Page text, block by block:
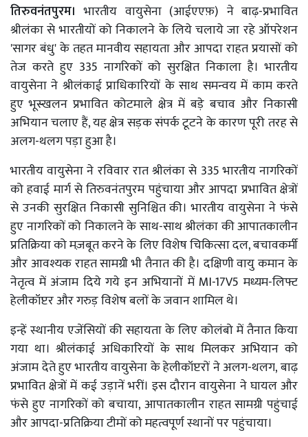
तिरुवनंतपुरम। भारतीय वायुसेना (आईएएफ़) ने बाढ़-प्रभावित
श्रीलंका से भारतीयों को निकालने के लिये चलाये जा रहे ऑपरेशन
'सागर बंधु' के तहत मानवीय सहायता और आपदा राहत प्रयासों को
तेज करते हुए 335 नागरिकों को सुरक्षित निकाला है। भारतीय
वायुसेना ने श्रीलंकाई प्राधिकारियों के साथ समन्वय में काम करते
हुए भूस्खलन प्रभावित कोटमाले क्षेत्र में बड़े बचाव और निकासी
अभियान चलाए हैं, यह क्षेत्र सड़क संपर्क टूटने के कारण पूरी तरह से
अलग-थलग पड़ा हुआ है।
भारतीय वायुसेना ने रविवार रात श्रीलंका से 335 भारतीय नागरिकों
को हवाई मार्ग से तिरुवनंतपुरम पहुंचाया और आपदा प्रभावित क्षेत्रों
से उनकी सुरक्षित निकासी सुनिश्चित की। भारतीय वायुसेना ने फंसे
हुए नागरिकों को निकालने के साथ-साथ श्रीलंका की आपातकालीन
प्रतिक्रिया को मज़बूत करने के लिए विशेष चिकित्सा दल, बचावकर्मी
और आवश्यक राहत सामग्री भी तैनात की है। दक्षिणी वायु कमान के
नेतृत्व में अंजाम दिये गये इन अभियानों में MI-17V5 मध्यम-लिफ्ट
हेलीकॉप्टर और गरुड़ विशेष बलों के जवान शामिल थे।
इन्हें स्थानीय एजेंसियों की सहायता के लिए कोलंबो में तैनात किया
गया था। श्रीलंकाई अधिकारियों के साथ मिलकर अभियान को
अंजाम देते हुए भारतीय वायुसेना के हेलीकॉप्टरों ने अलग-थलग, बाढ़
प्रभावित क्षेत्रों में कई उड़ानें भरीं। इस दौरान वायुसेना ने घायल और
फंसे हुए नागरिकों को बचाया, आपातकालीन राहत सामग्री पहुंचाई
और आपदा-प्रतिक्रिया टीमों को महत्वपूर्ण स्थानों पर पहुंचाया।